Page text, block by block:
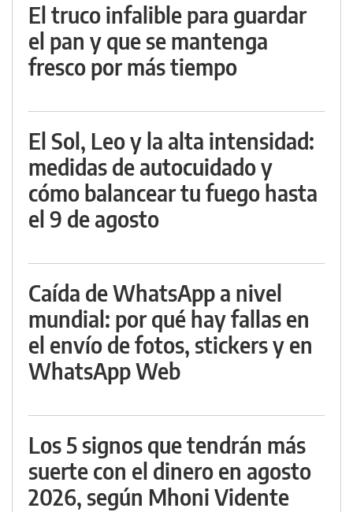
El truco infalible para guardar
el pan y que se mantenga
fresco por más tiempo
El Sol, Leo y la alta intensidad:
medidas de autocuidado y
cómo balancear tu fuego hasta
el 9 de agosto
Caída de WhatsApp a nivel
mundial: por qué hay fallas en
el envío de fotos, stickers y en
WhatsApp Web
Los 5 signos que tendrán más
suerte con el dinero en agosto
2026, según Mhoni Vidente